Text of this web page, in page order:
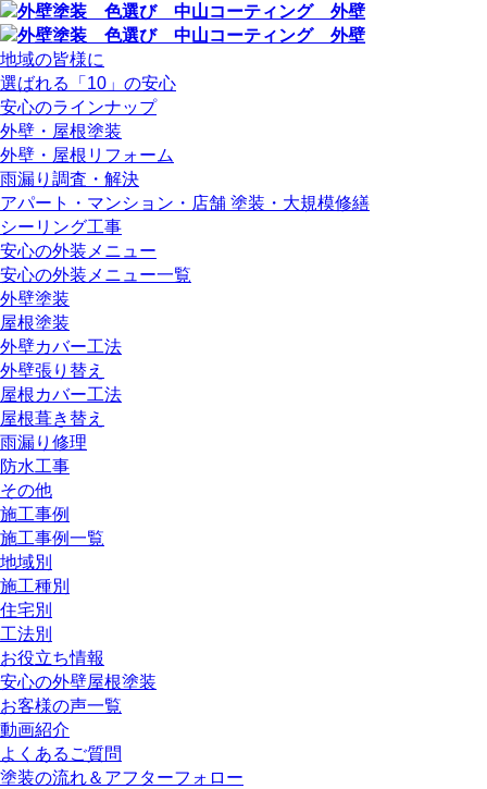
地域の皆様に
選ばれる「10」の安心
安心のラインナップ
外壁・屋根塗装
外壁・屋根リフォーム
雨漏り調査・解決
アパート・マンション・店舗 塗装・大規模修繕
シーリング工事
安心の外装メニュー
安心の外装メニュー一覧
外壁塗装
屋根塗装
外壁カバー工法
外壁張り替え
屋根カバー工法
屋根葺き替え
雨漏り修理
防水工事
その他
施工事例
施工事例一覧
地域別
施工種別
住宅別
工法別
お役立ち情報
安心の外壁屋根塗装
お客様の声一覧
動画紹介
よくあるご質問
塗装の流れ＆アフターフォロー